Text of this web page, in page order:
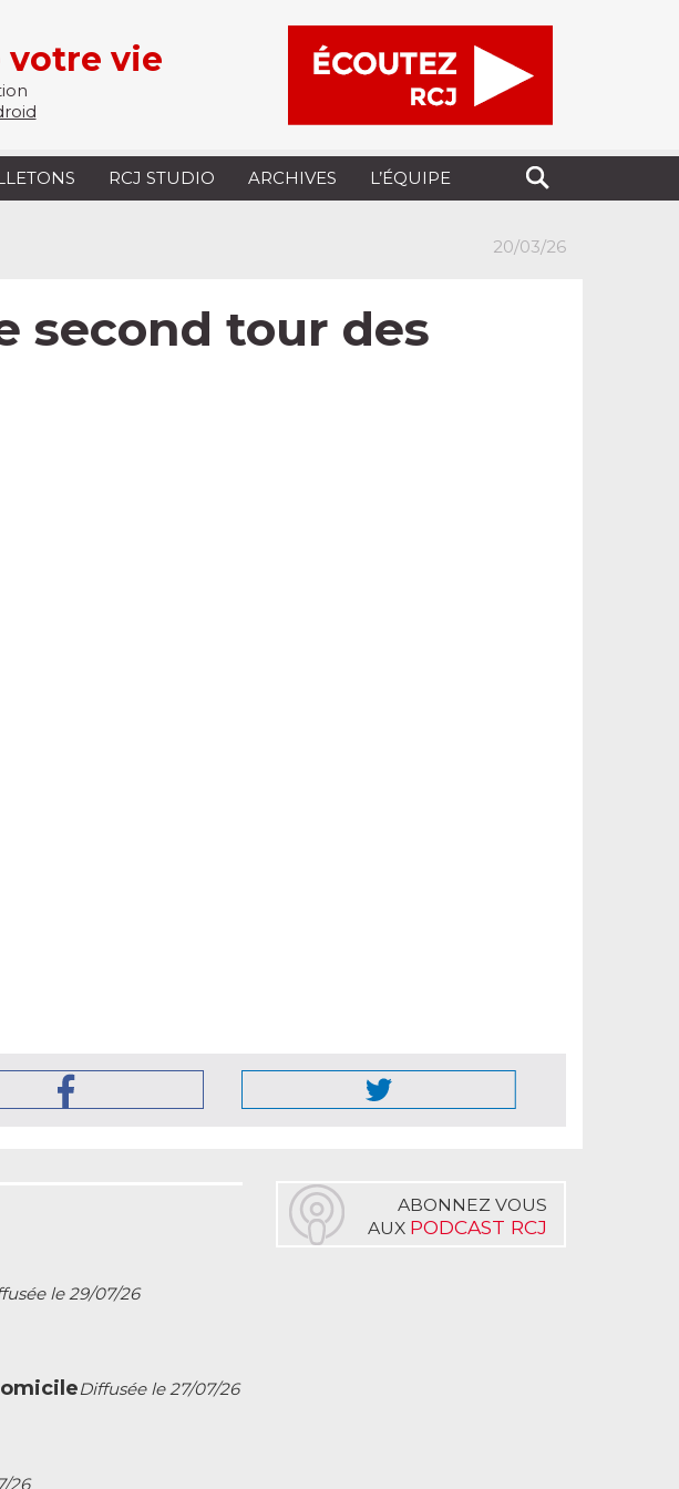
votre vie
RCJ STUDIO ARCHIVES L’ÉQUIPE
20/03/26
second tour des
le 29/07/26
Diffusée le 27/07/26
26
ABONNEZ VOUS
AUX PODCAST RCJ